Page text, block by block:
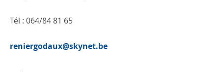
Tél : 064/84 81 65
reniergodaux@skynet.be